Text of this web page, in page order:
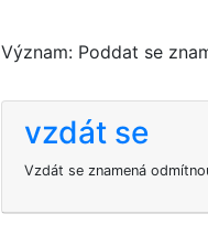
Význam: Poddat se
vzdát se
Vzdát se znamená